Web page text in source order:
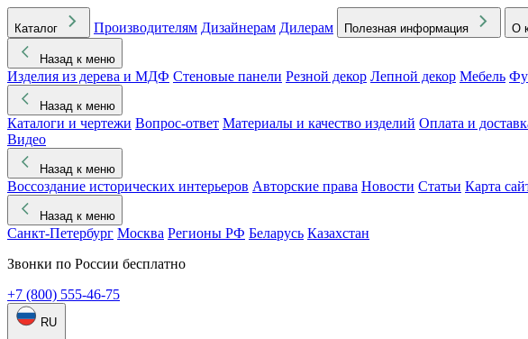
Каталог Производителям Дизайнерам Дилерам Полезная информация О
Назад к меню
Изделия из дерева и МДФ Стеновые панели Резной декор Лепной декор Мебель
Назад к меню
Каталоги и чертежи Вопрос-ответ Материалы и качество изделий Оплата и
Видео
Назад к меню
Воссоздание исторических интерьеров Авторские права Новости Статьи Карта
Назад к меню
Санкт-Петербург Москва Регионы РФ Беларусь Казахстан
Звонки по России бесплатно
+7 (800) 555-46-75
RU